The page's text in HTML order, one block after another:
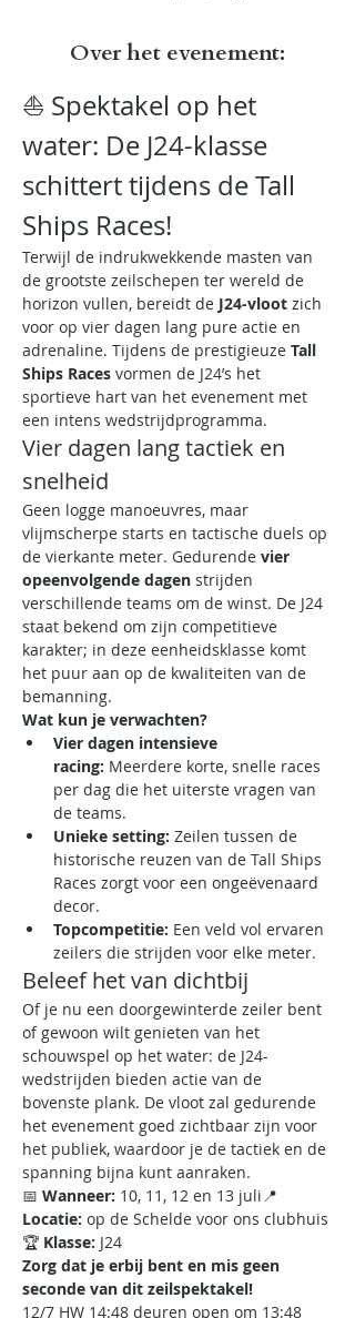
Over het evenement:
⛵ Spektakel op het
water: De J24-klasse
schittert tijdens de Tall
Ships Races!
Terwijl de indrukwekkende masten van
de grootste zeilschepen ter wereld de
horizon vullen, bereidt de J24-vloot zich
voor op vier dagen lang pure actie en
adrenaline. Tijdens de prestigieuze Tall
Ships Races vormen de J24’s het
sportieve hart van het evenement met
een intens wedstrijdprogramma.
Vier dagen lang tactiek en
snelheid
Geen logge manoeuvres, maar
vlijmscherpe starts en tactische duels op
de vierkante meter. Gedurende vier
opeenvolgende dagen strijden
verschillende teams om de winst. De J24
staat bekend om zijn competitieve
karakter; in deze eenheidsklasse komt
het puur aan op de kwaliteiten van de
bemanning.
Wat kun je verwachten?
Vier dagen intensieve
racing: Meerdere korte, snelle races
per dag die het uiterste vragen van
de teams.
Unieke setting: Zeilen tussen de
historische reuzen van de Tall Ships
Races zorgt voor een ongeëvenaard
decor.
Topcompetitie: Een veld vol ervaren
zeilers die strijden voor elke meter.
Beleef het van dichtbij
Of je nu een doorgewinterde zeiler bent
of gewoon wilt genieten van het
schouwspel op het water: de J24-
wedstrijden bieden actie van de
bovenste plank. De vloot zal gedurende
het evenement goed zichtbaar zijn voor
het publiek, waardoor je de tactiek en de
spanning bijna kunt aanraken.
📅 Wanneer: 10, 11, 12 en 13 juli📍
Locatie: op de Schelde voor ons clubhuis
🏆 Klasse: J24
Zorg dat je erbij bent en mis geen
seconde van dit zeilspektakel!
12/7 HW 14:48 deuren open om 13:48